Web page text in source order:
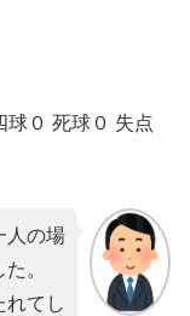
０ 死球０ 失点
人の場
。
れてし